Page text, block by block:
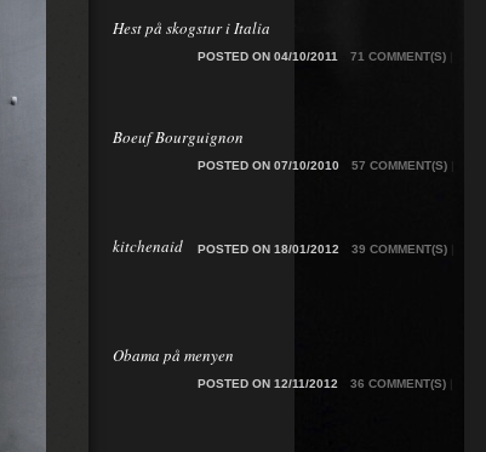
Hest på skogstur i Italia
71 COMMENT(S)
POSTED ON 04/10/2011
Boeuf Bourguignon
57 COMMENT(S)
POSTED ON 07/10/2010
kitchenaid 39 COMMENT(S)
POSTED ON 18/01/2012
Obama på menyen
36 COMMENT(S)
POSTED ON 12/11/2012